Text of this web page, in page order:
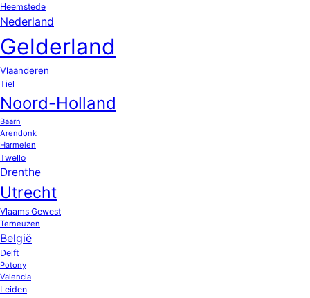
Heemstede
Nederland
Gelderland
Vlaanderen
Tiel
Noord-Holland
Baarn
Arendonk
Harmelen
Twello
Drenthe
Utrecht
Vlaams Gewest
Terneuzen
België
Delft
Potony
Valencia
Leiden